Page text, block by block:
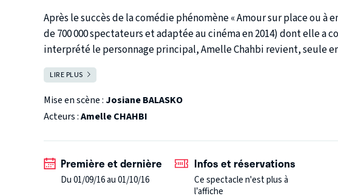
Après le succès de la comédie phénomène « Amour sur place ou à
de 700 000 spectateurs et adaptée au cinéma en 2014) dont elle a
interprété le personnage principal, Amelle Chahbi revient, seule
spectacle : « Où est Chahbi ? » Mise en scène par Josiane Balasko. Dans son nouveau spectacle
Amelle dresse une galerie de personnages sans concession
LIRE PLUS
Mise en scène :Josiane BALASKO
Acteurs :Amelle CHAHBI
Première et dernière
Du 01/09/16 au 01/10/16
Infos et réservations
Ce spectacle n'est plus à
l’affiche